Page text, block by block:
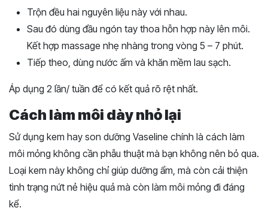
Trộn đều hai nguyên liệu này với nhau.
Sau đó dùng đầu ngón tay thoa hỗn hợp này lên môi.
Kết hợp massage nhẹ nhàng trong vòng 5 – 7 phút.
Tiếp theo, dùng nước ấm và khăn mềm lau sạch.
Áp dụng 2 lần/ tuần để có kết quả rõ rệt nhất.
Cách làm môi dày nhỏ lại
Sử dụng kem hay son dưỡng Vaseline chính là cách làm
môi mỏng không cần phẫu thuật mà bạn không nên bỏ qua.
Loại kem này không chỉ giúp dưỡng ẩm, mà còn cải thiện
tình trạng nứt nẻ hiệu quả mà còn làm môi mỏng đi đáng
kể.